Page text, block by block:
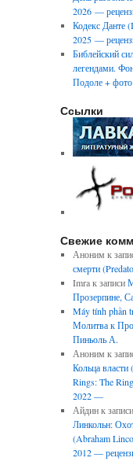
2026 —
Кодекс Данте
2025 —
Библейский
легендами.
Подоле + фото
Ссылки
Свежие
Аноним к
смерти
Imraк записи
Прозерпине,
Máy tính phần
Молитва к
Пиньоль А.
Аноним к
Кольца
Rings: The
2022 —
Айдинк записи
Линкольн:
(Abraham
2012 —